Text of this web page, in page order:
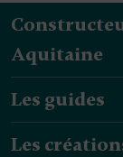
Aquitaine
Les guides
Les